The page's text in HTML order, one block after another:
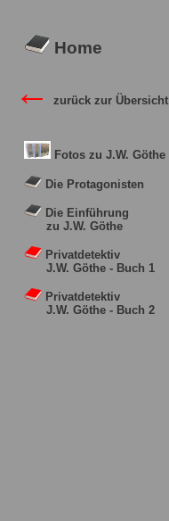
Home
← zurück zur Übersicht
Fotos zu J.W. Göthe
Die Protagonisten
Die Einführung
zu J.W. Göthe
Privatdetektiv
J.W. Göthe - Buch 1
Privatdetektiv
J.W. Göthe - Buch 2